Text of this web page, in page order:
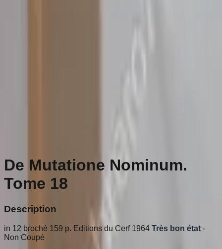
De Mutatione Nominum.
Tome 18
Description
in 12 broché 159 p. Editions du Cerf 1964 Très bon état -
Non Coupé